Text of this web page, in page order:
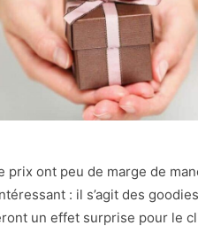
prix ont peu de marge de
: il s’agit des
un effet surprise pour le